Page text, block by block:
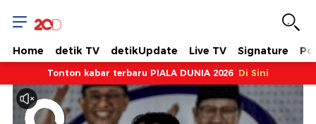
Home detik TV detikUpdate Live TV Signature
Tonton kabar terbaru PIALA DUNIA 2026 Di Sini